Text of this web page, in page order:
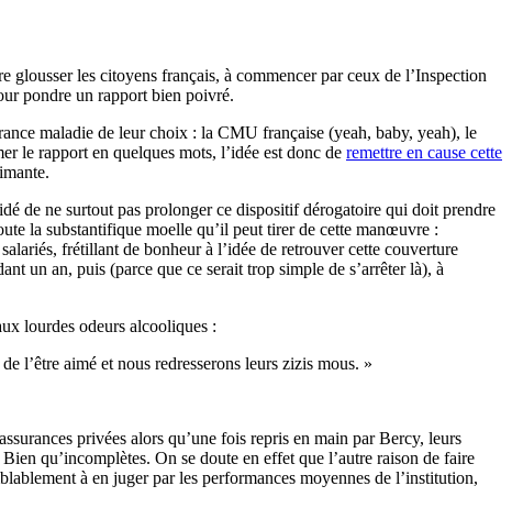
glousser les citoyens français, à commencer par ceux de l’Inspection
pondre un rapport bien poivré.
maladie de leur choix : la CMU française (yeah, baby, yeah), le
le rapport en quelques mots, l’idée est donc de remettre en cause cette
de ne surtout pas prolonger ce dispositif dérogatoire qui doit prendre
la substantifique moelle qu’il peut tirer de cette manœuvre :
frétillant de bonheur à l’idée de retrouver cette couverture
un an, puis (parce que ce serait trop simple de s’arrêter là), à
lourdes odeurs alcooliques :
l’être aimé et nous redresserons leurs zizis mous. »
privées alors qu’une fois repris en main par Bercy, leurs
qu’incomplètes. On se doute en effet que l’autre raison de faire
à en juger par les performances moyennes de l’institution,